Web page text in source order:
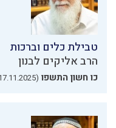
טבילת כלים וברכות
הרב אליקים לבנון
כו חשון התשפו (17.11.2025)